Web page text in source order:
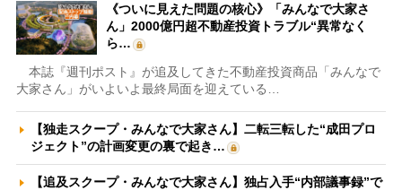
《ついに見えた問題の核心》「みんなで大家さ
ん」2000億円超不動産投資トラブル“異常なく
ら…
本誌『週刊ポスト』が追及してきた不動産投資商品「みんなで
大家さん」がいよいよ最終局面を迎えている…
【独走スクープ・みんなで大家さん】二転三転した“成田プロ
ジェクト”の計画変更の裏で起き…
【追及スクープ・みんなで大家さん】独占入手“内部議事録”で